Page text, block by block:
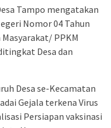
Tampo mengatakan
Nomor 04 Tahun
PPKM
Desa dan
Desa se-Kecamatan
Gejala terkena Virus
Persiapan vaksinasi